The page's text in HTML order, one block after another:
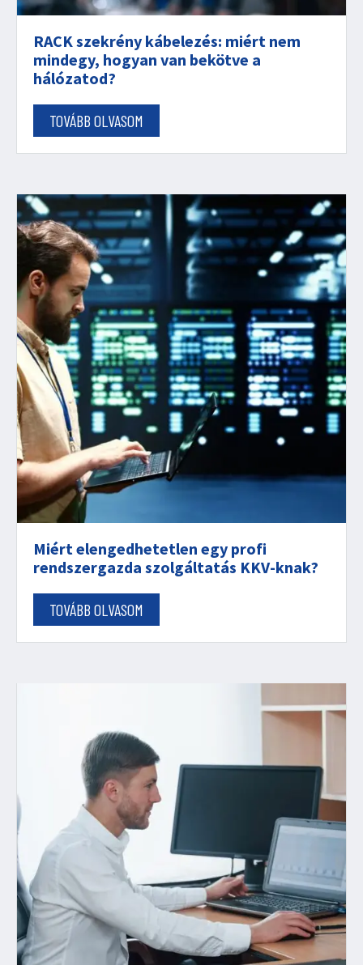
RACK szekrény kábelezés: miért nem
mindegy, hogyan van bekötve a
hálózatod?
TOVÁBB OLVASOM
Miért elengedhetetlen egy profi
rendszergazda szolgáltatás KKV-knak?
TOVÁBB OLVASOM